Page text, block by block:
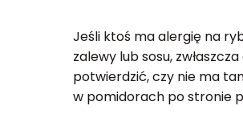
Jeśli ktoś ma alergię na
zalewy lub sosu,
potwierdzić, czy nie ma
w pomidorach po stronie